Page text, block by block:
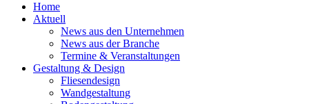
Home
Aktuell
News aus den Unternehmen
News aus der Branche
Termine & Veranstaltungen
Gestaltung & Design
Fliesendesign
Wandgestaltung